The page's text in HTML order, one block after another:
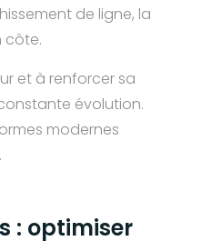
de ligne, la
côte.
et à renforcer sa
évolution.
modernes
: optimiser